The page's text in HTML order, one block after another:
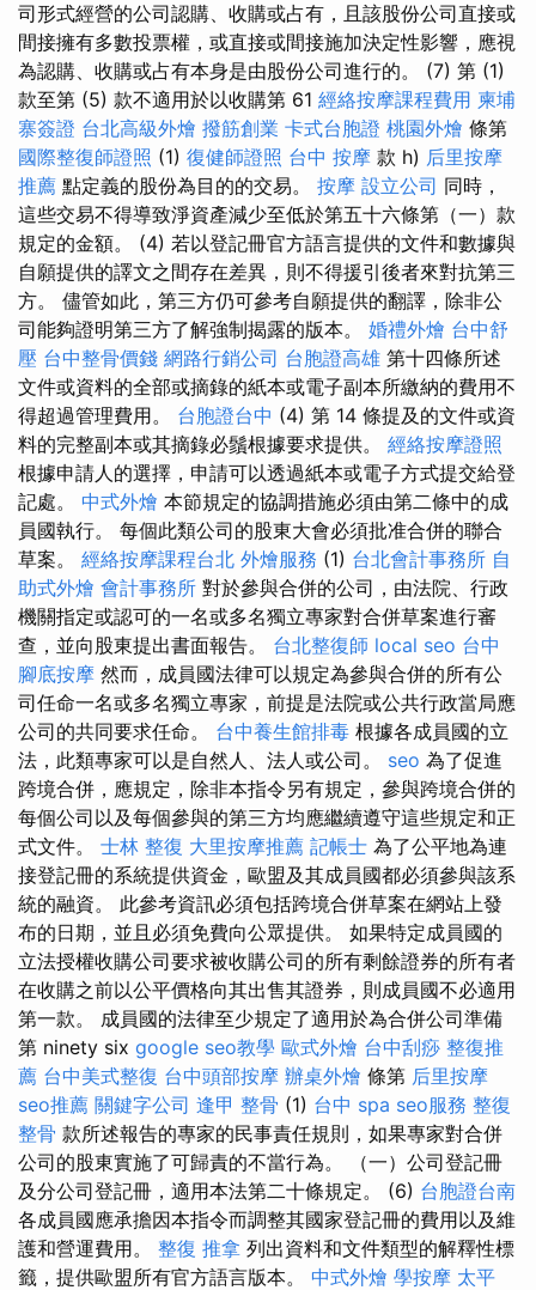
司形式經營的公司認購、收購或占有，且該股份公司直接或
間接擁有多數投票權，或直接或間接施加決定性影響，應視
為認購、收購或占有本身是由股份公司進行的。 (7) 第 (1)
款至第 (5) 款不適用於以收購第 61 經絡按摩課程費用 柬埔
寨簽證 台北高級外燴 撥筋創業 卡式台胞證 桃園外燴 條第
國際整復師證照 (1) 復健師證照 台中 按摩 款 h) 后里按摩
推薦 點定義的股份為目的的交易。 按摩 設立公司 同時，
這些交易不得導致淨資產減少至低於第五十六條第（一）款
規定的金額。 (4) 若以登記冊官方語言提供的文件和數據與
自願提供的譯文之間存在差異，則不得援引後者來對抗第三
方。 儘管如此，第三方仍可參考自願提供的翻譯，除非公
司能夠證明第三方了解強制揭露的版本。 婚禮外燴 台中舒
壓 台中整骨價錢 網路行銷公司 台胞證高雄 第十四條所述
文件或資料的全部或摘錄的紙本或電子副本所繳納的費用不
得超過管理費用。 台胞證台中 (4) 第 14 條提及的文件或資
料的完整副本或其摘錄必鬚根據要求提供。 經絡按摩證照
根據申請人的選擇，申請可以透過紙本或電子方式提交給登
記處。 中式外燴 本節規定的協調措施必須由第二條中的成
員國執行。 每個此類公司的股東大會必須批准合併的聯合
草案。 經絡按摩課程台北 外燴服務 (1) 台北會計事務所 自
助式外燴 會計事務所 對於參與合併的公司，由法院、行政
機關指定或認可的一名或多名獨立專家對合併草案進行審
查，並向股東提出書面報告。 台北整復師 local seo 台中
腳底按摩 然而，成員國法律可以規定為參與合併的所有公
司任命一名或多名獨立專家，前提是法院或公共行政當局應
公司的共同要求任命。 台中養生館排毒 根據各成員國的立
法，此類專家可以是自然人、法人或公司。 seo 為了促進
跨境合併，應規定，除非本指令另有規定，參與跨境合併的
每個公司以及每個參與的第三方均應繼續遵守這些規定和正
式文件。 士林 整復 大里按摩推薦 記帳士 為了公平地為連
接登記冊的系統提供資金，歐盟及其成員國都必須參與該系
統的融資。 此參考資訊必須包括跨境合併草案在網站上發
布的日期，並且必須免費向公眾提供。 如果特定成員國的
立法授權收購公司要求被收購公司的所有剩餘證券的所有者
在收購之前以公平價格向其出售其證券，則成員國不必適用
第一款。 成員國的法律至少規定了適用於為合併公司準備
第 ninety six google seo教學 歐式外燴 台中刮痧 整復推
薦 台中美式整復 台中頭部按摩 辦桌外燴 條第 后里按摩
seo推薦 關鍵字公司 逢甲 整骨 (1) 台中 spa seo服務 整復
整骨 款所述報告的專家的民事責任規則，如果專家對合併
公司的股東實施了可歸責的不當行為。 （一）公司登記冊
及分公司登記冊，適用本法第二十條規定。 (6) 台胞證台南
各成員國應承擔因本指令而調整其國家登記冊的費用以及維
護和營運費用。 整復 推拿 列出資料和文件類型的解釋性標
籤，提供歐盟所有官方語言版本。 中式外燴 學按摩 太平